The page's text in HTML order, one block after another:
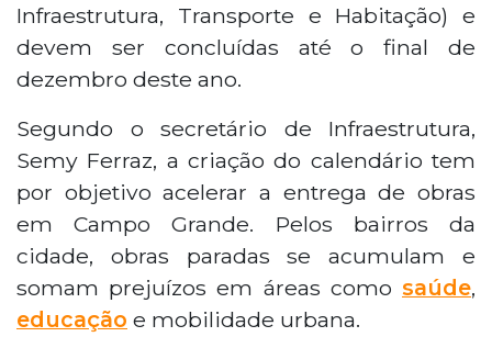
Infraestrutura, Transporte e Habitação) e
devem ser concluídas até o final de
dezembro deste ano.
Segundo o secretário de Infraestrutura,
Semy Ferraz, a criação do calendário tem
por objetivo acelerar a entrega de obras
em Campo Grande. Pelos bairros da
cidade, obras paradas se acumulam e
somam prejuízos em áreas como saúde,
educação e mobilidade urbana.